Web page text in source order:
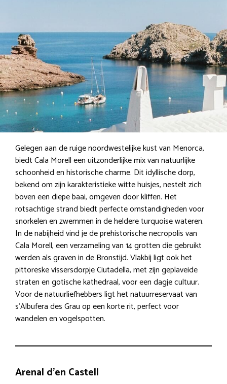
Gelegen aan de ruige noordwestelijke kust van Menorca,
biedt Cala Morell een uitzonderlijke mix van natuurlijke
schoonheid en historische charme. Dit idyllische dorp,
bekend om zijn karakteristieke witte huisjes, nestelt zich
boven een diepe baai, omgeven door kliffen. Het
rotsachtige strand biedt perfecte omstandigheden voor
snorkelen en zwemmen in de heldere turquoise wateren.
In de nabijheid vind je de prehistorische necropolis van
Cala Morell, een verzameling van 14 grotten die gebruikt
werden als graven in de Bronstijd. Vlakbij ligt ook het
pittoreske vissersdorpje Ciutadella, met zijn geplaveide
straten en gotische kathedraal, voor een dagje cultuur.
Voor de natuurliefhebbers ligt het natuurreservaat van
s’Albufera des Grau op een korte rit, perfect voor
wandelen en vogelspotten.
Arenal d’en Castell